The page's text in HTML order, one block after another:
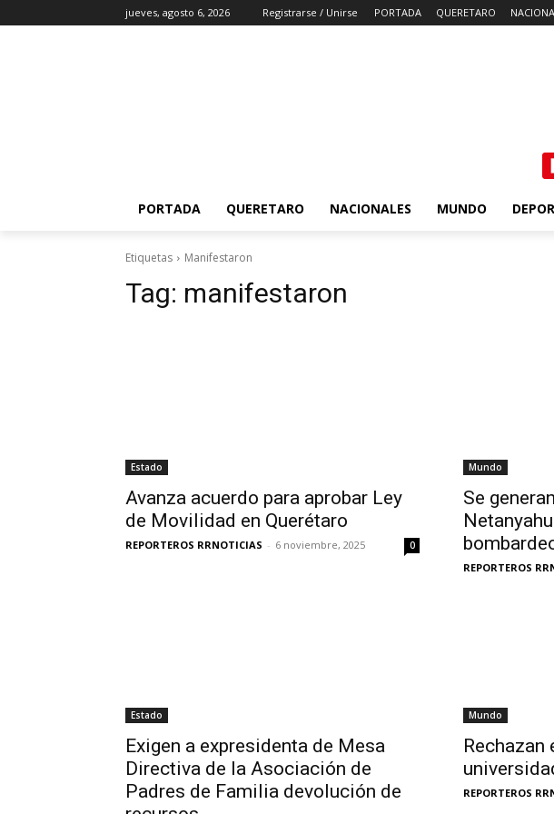
jueves, agosto 6, 2026 Registrarse / Unirse PORTADA QUERETARO
PORTADA QUERETARO NACIONALES MUNDO
Etiquetas Manifestaron
Tag: manifestaron
Estado
Avanza acuerdo para aprobar Ley
de Movilidad en Querétaro
REPORTEROS RRNOTICIAS - 6 noviembre, 2025 0
Mundo
Se
REPORTEROS
Estado
Exigen a expresidenta de Mesa
Directiva de la Asociación de
Padres de Familia devolución de
Mundo
Rechazan
REPORTEROS